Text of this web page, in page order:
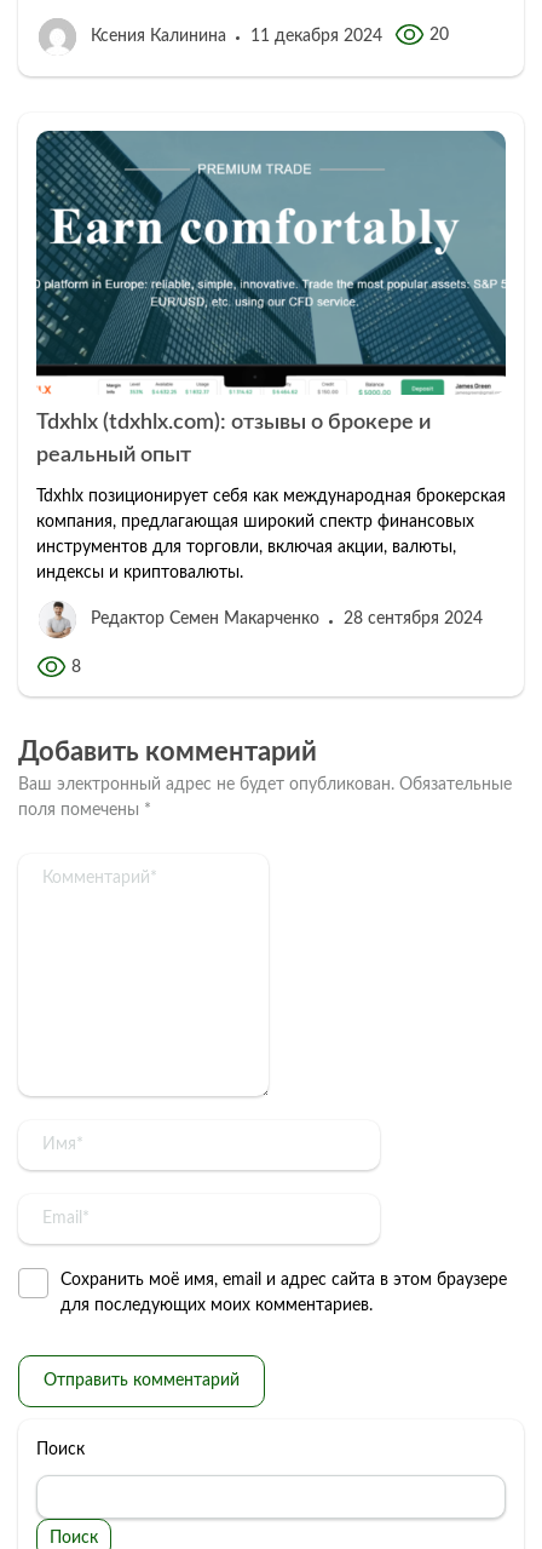
Ксения Калинина 11 декабря 2024 20
Tdxhlx (tdxhlx.com): отзывы о брокере и
реальный опыт
Tdxhlx позиционирует себя как международная брокерская
компания, предлагающая широкий спектр финансовых
инструментов для торговли, включая акции, валюты,
индексы и криптовалюты.
Редактор Семен Макарченко 28 сентября 2024
8
Добавить комментарий
Ваш электронный адрес не будет опубликован. Обязательные
поля помечены *
Сохранить моё имя, email и адрес сайта в этом браузере
для последующих моих комментариев.
Поиск
Поиск